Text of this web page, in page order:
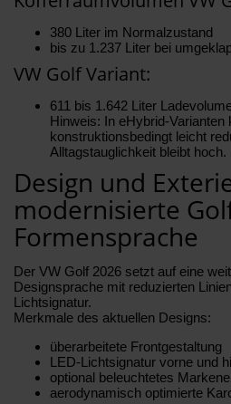
380 Liter im Normalzustand
bis zu 1.237 Liter bei
VW Golf Variant:
611 bis 1.642 Liter
Hinweis: In eHybrid-
konstruktionsbedingt leicht
Alltagstauglichkeit bleibt hoch.
Design und
modernisierte
Formensprache
Der VW Golf 2026 setzt auf eine
Designsprache mit reduzierten
Lichtsignatur.
Merkmale des aktuellen Designs:
überarbeitete Frontgestaltung
LED-Lichtsignatur vorne und
optional beleuchtetes
aerodynamisch optimierte